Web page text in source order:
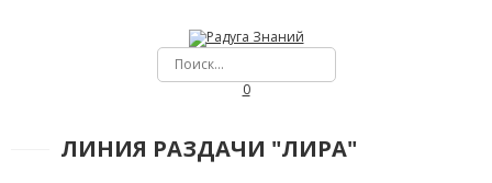
0
ЛИНИЯ РАЗДАЧИ "ЛИРА"